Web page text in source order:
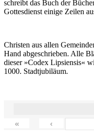
schreibt das Buch der
Gottesdienst einige Zeilen
Christen aus allen
Hand abgeschrieben. Alle
dieser »Codex Lipsiensis«
1000. Stadtjubiläum.
« ‹